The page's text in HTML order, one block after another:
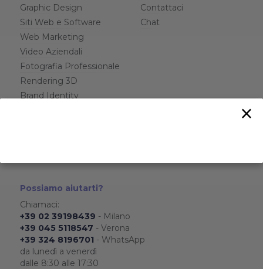
Graphic Design
Siti Web e Software
Web Marketing
Video Aziendali
Fotografia Professionale
Rendering 3D
Brand Identity
Contattaci
Chat
Possiamo aiutarti?
Chiamaci:
+39 02 39198439 - Milano
+39 045 5118547 - Verona
+39 324 8196701 - WhatsApp
da lunedì a venerdì
dalle 8:30 alle 17:30
×